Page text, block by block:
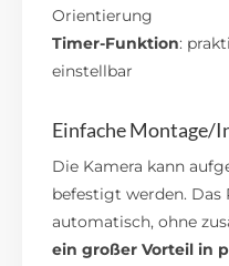
Orientierung
Timer-Funktion:
einstellbar
Einfache Montage/
Die Kamera kann
befestigt werden.
automatisch, ohne
ein großer Vorteil in